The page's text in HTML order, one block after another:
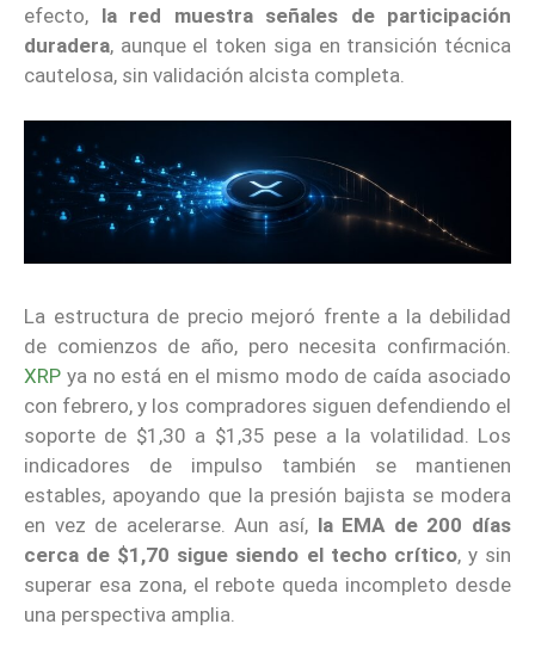
efecto, la red muestra señales de participación
duradera, aunque el token siga en transición técnica
cautelosa, sin validación alcista completa.
La estructura de precio mejoró frente a la debilidad
de comienzos de año, pero necesita confirmación.
XRP ya no está en el mismo modo de caída asociado
con febrero, y los compradores siguen defendiendo el
soporte de $1,30 a $1,35 pese a la volatilidad. Los
indicadores de impulso también se mantienen
estables, apoyando que la presión bajista se modera
en vez de acelerarse. Aun así, la EMA de 200 días
cerca de $1,70 sigue siendo el techo crítico, y sin
superar esa zona, el rebote queda incompleto desde
una perspectiva amplia.